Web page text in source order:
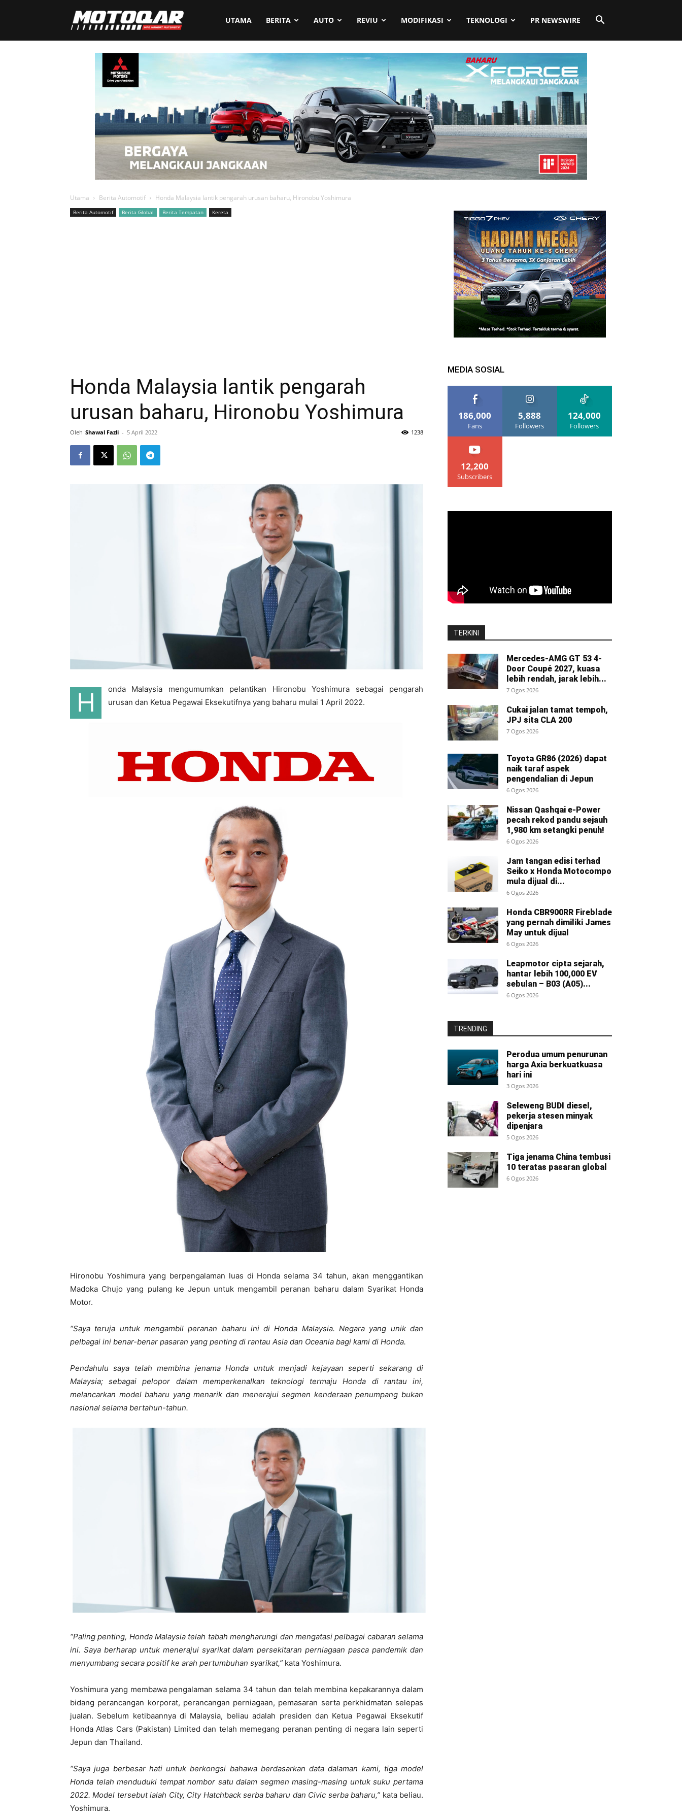
Motoqar UTAMA BERITA AUTO REVIU MODIFIKASI TEKNOLOGI PR NEWSWIRE
Utama Berita Automotif Honda Malaysia lantik pengarah urusan baharu, Hironobu Yoshimura
Berita Automotif Berita Global Berita Tempatan Kereta
Honda Malaysia lantik pengarah
urusan baharu, Hironobu Yoshimura
Oleh Shawal Fazli - 5 April 2022 1238
H
onda Malaysia mengumumkan pelantikan Hironobu Yoshimura sebagai pengarah
urusan dan Ketua Pegawai Eksekutifnya yang baharu mulai 1 April 2022.
Hironobu Yoshimura yang berpengalaman luas di Honda selama 34 tahun, akan menggantikan
Madoka Chujo yang pulang ke Jepun untuk mengambil peranan baharu dalam Syarikat Honda
Motor.
“Saya teruja untuk mengambil peranan baharu ini di Honda Malaysia. Negara yang unik dan
pelbagai ini benar-benar pasaran yang penting di rantau Asia dan Oceania bagi kami di Honda.
Pendahulu saya telah membina jenama Honda untuk menjadi kejayaan seperti sekarang di
Malaysia; sebagai pelopor dalam memperkenalkan teknologi termaju Honda di rantau ini,
melancarkan model baharu yang menarik dan menerajui segmen kenderaan penumpang bukan
nasional selama bertahun-tahun.
“Paling penting, Honda Malaysia telah tabah mengharungi dan mengatasi pelbagai cabaran selama
ini. Saya berharap untuk menerajui syarikat dalam persekitaran perniagaan pasca pandemik dan
menyumbang secara positif ke arah pertumbuhan syarikat,” kata Yoshimura.
Yoshimura yang membawa pengalaman selama 34 tahun dan telah membina kepakarannya dalam
bidang perancangan korporat, perancangan perniagaan, pemasaran serta perkhidmatan selepas
jualan. Sebelum ketibaannya di Malaysia, beliau adalah presiden dan Ketua Pegawai Eksekutif
Honda Atlas Cars (Pakistan) Limited dan telah memegang peranan penting di negara lain seperti
Jepun dan Thailand.
“Saya juga berbesar hati untuk berkongsi bahawa berdasarkan data dalaman kami, tiga model
Honda telah menduduki tempat nombor satu dalam segmen masing-masing untuk suku pertama
2022. Model tersebut ialah City, City Hatchback serba baharu dan Civic serba baharu,” kata beliau.
Yoshimura.
MEDIA SOSIAL
186,000
Fans
5,888
Followers
124,000
Followers
12,200
Subscribers
TERKINI
Mercedes-AMG GT 53 4-
Door Coupé 2027, kuasa
lebih rendah, jarak lebih...
7 Ogos 2026
Cukai jalan tamat tempoh,
JPJ sita CLA 200
7 Ogos 2026
Toyota GR86 (2026) dapat
naik taraf aspek
pengendalian di Jepun
6 Ogos 2026
Nissan Qashqai e-Power
pecah rekod pandu sejauh
1,980 km setangki penuh!
6 Ogos 2026
Jam tangan edisi terhad
Seiko x Honda Motocompo
mula dijual di...
6 Ogos 2026
Honda CBR900RR Fireblade
yang pernah dimiliki James
May untuk dijual
6 Ogos 2026
Leapmotor cipta sejarah,
hantar lebih 100,000 EV
sebulan – B03 (A05)...
6 Ogos 2026
TRENDING
Perodua umum penurunan
harga Axia berkuatkuasa
hari ini
3 Ogos 2026
Seleweng BUDI diesel,
pekerja stesen minyak
dipenjara
5 Ogos 2026
Tiga jenama China tembusi
10 teratas pasaran global
6 Ogos 2026